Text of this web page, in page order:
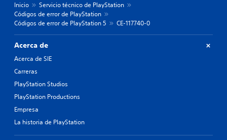
Inicio
Servicio técnico de PlayStation
Códigos de error de PlayStation
Códigos de error de PlayStation 5
CE-117740-0
Acerca de
Acerca de SIE
Carreras
PlayStation Studios
PlayStation Productions
Empresa
La historia de PlayStation